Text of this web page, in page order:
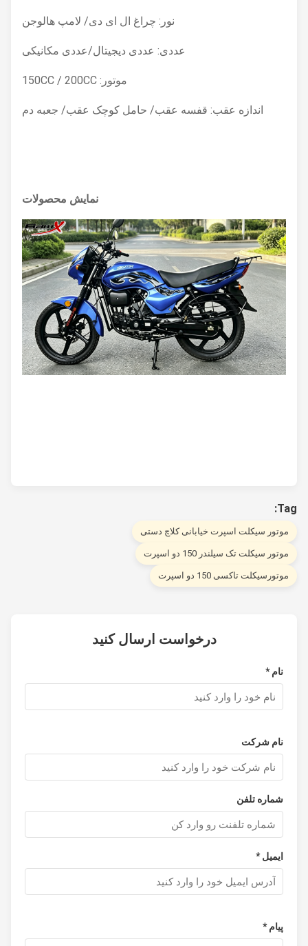
نور: چراغ ال ای دی/ لامپ هالوجن
عددی: عددی دیجیتال/عددی مکانیکی
موتور: 150CC / 200CC
اندازه عقب: قفسه عقب/ حامل کوچک عقب/ جعبه دم
نمایش محصولات
سیکلت اسپرت خیابانی کلاچ دستی
سیکلت تک سیلندر 150 دو اسپرت
تاکسی 150 دو اسپرت
درخواست ارسال کنید
نام شرکت
شماره تلفن
ایمیل *